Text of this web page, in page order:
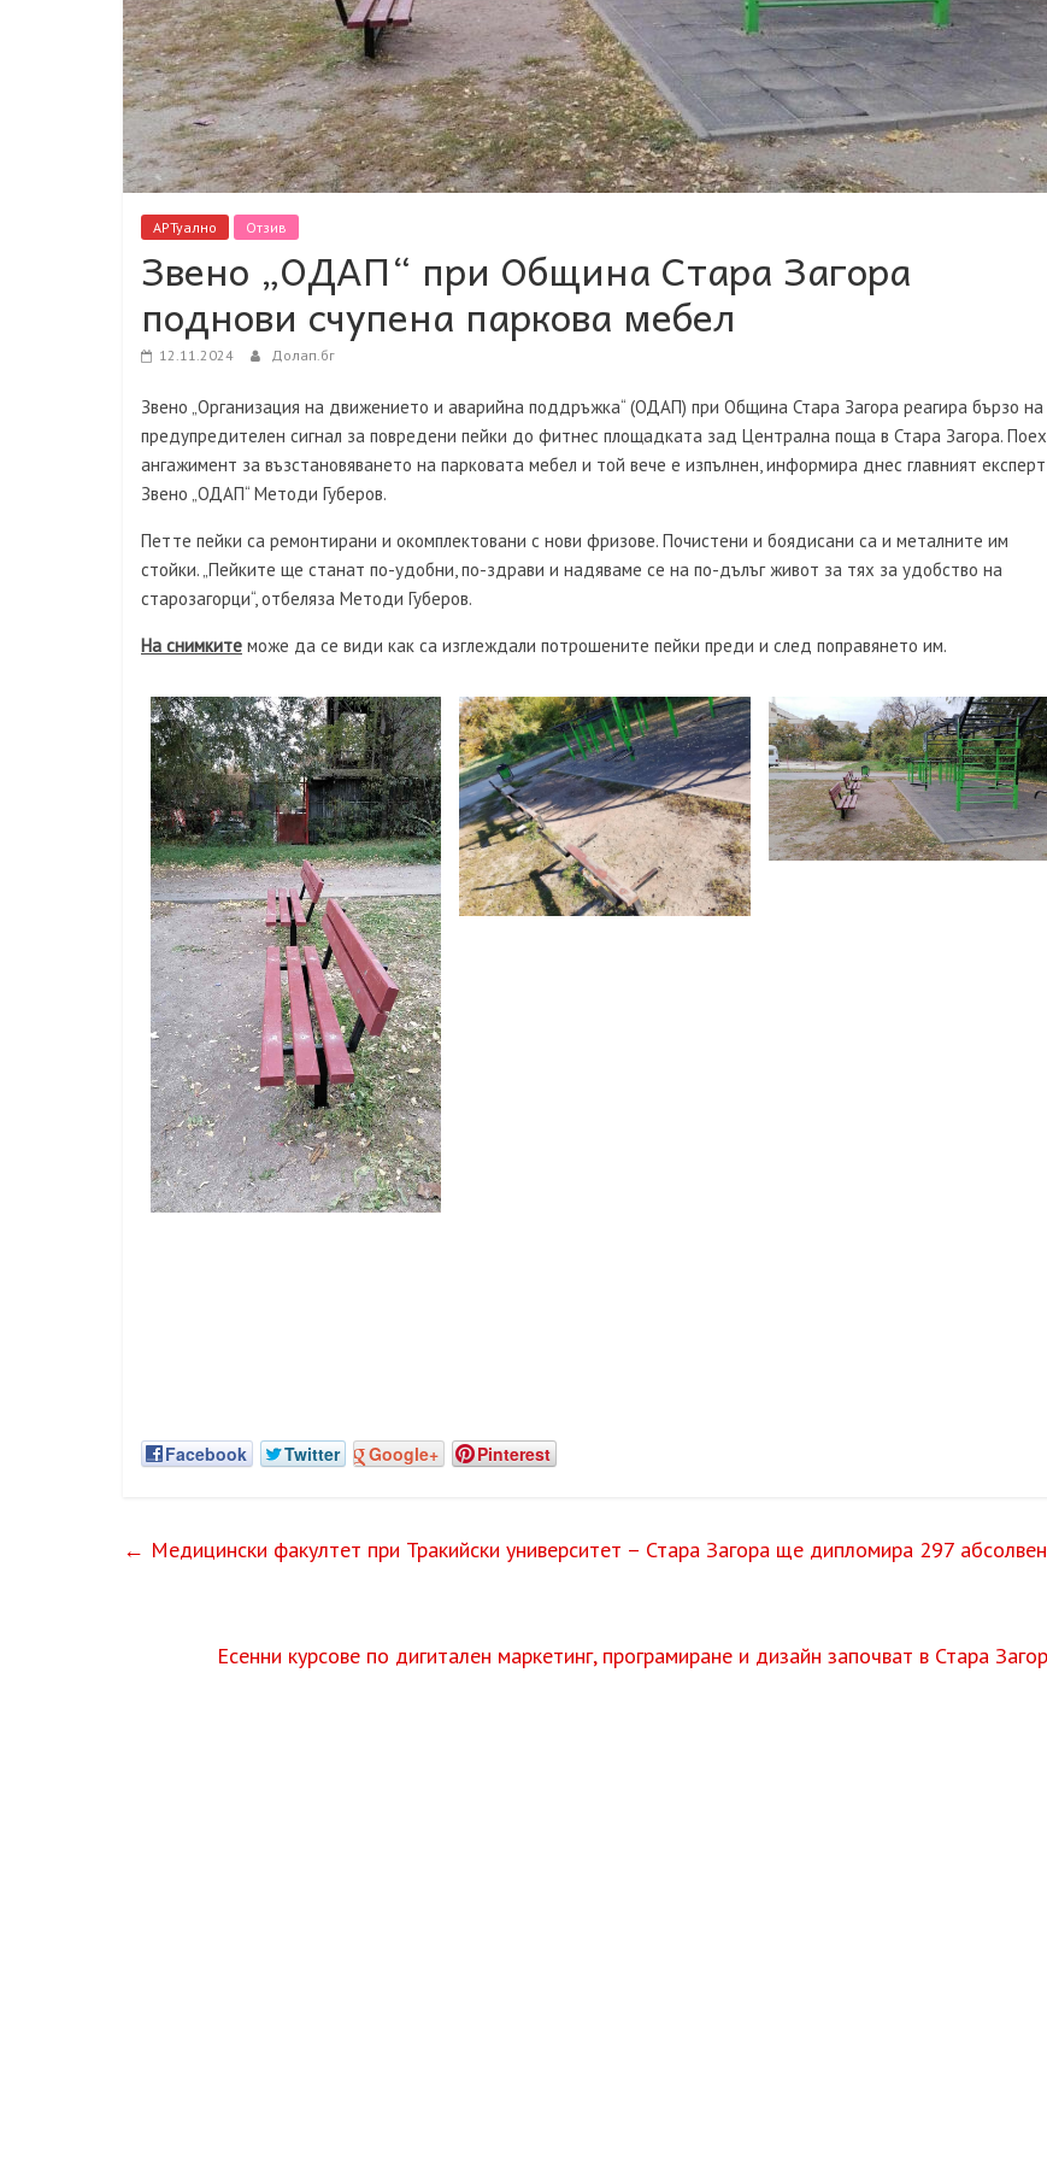
АРТуално Отзив
Звено „ОДАП“ при Община Стара Загора
поднови счупена паркова мебел
12.11.2024 Долап.бг
Звено „Организация на движението и аварийна поддръжка“ (ОДАП) при Община Стара Загора реагира бързо на
предупредителен сигнал за повредени пейки до фитнес площадката зад Централна поща в Стара Загора.
ангажимент за възстановяването на парковата мебел и той вече е изпълнен, информира днес главният
Звено „ОДАП“ Методи Губеров.
Петте пейки са ремонтирани и окомплектовани с нови фризове. Почистени и боядисани са и металните им
стойки. „Пейките ще станат по-удобни, по-здрави и надяваме се на по-дълъг живот за тях за удобство на
старозагорци“, отбеляза Методи Губеров.
На снимките може да се види как са изглеждали потрошените пейки преди и след поправянето им.
Facebook Twitter Google+ Pinterest
← Медицински факултет при Тракийски университет – Стара Загора ще дипломира 297
Есенни курсове по дигитален маркетинг, програмиране и дизайн започват в Стара